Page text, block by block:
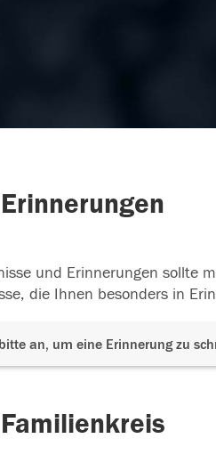
Erinnerungen
und Erinnerungen sollte
die Ihnen besonders in
an, um eine Erinnerung zu
Familienkreis